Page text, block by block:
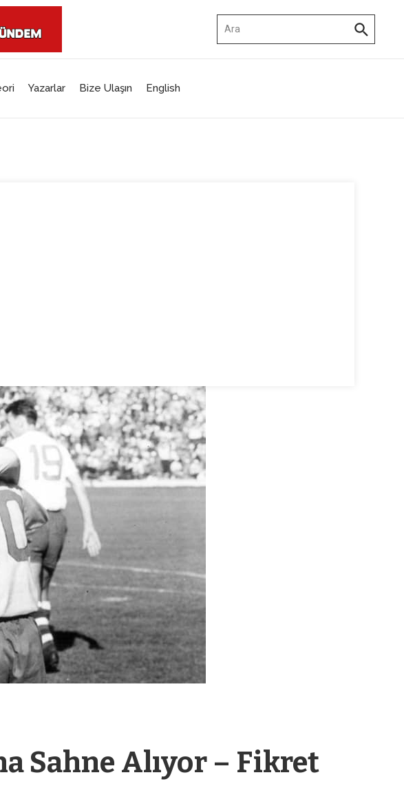
Yazarlar Bize Ulaşın English
Sahne Alıyor – Fikret